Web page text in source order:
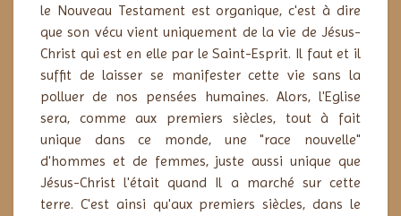
le Nouveau Testament est organique, c'est à dire
que son vécu vient uniquement de la vie de Jésus-
Christ qui est en elle par le Saint-Esprit. Il faut et il
suffit de laisser se manifester cette vie sans la
polluer de nos pensées humaines. Alors, l'Eglise
sera, comme aux premiers siècles, tout à fait
unique dans ce monde, une "race nouvelle"
d'hommes et de femmes, juste aussi unique que
Jésus-Christ l'était quand Il a marché sur cette
terre. C'est ainsi qu'aux premiers siècles, dans le